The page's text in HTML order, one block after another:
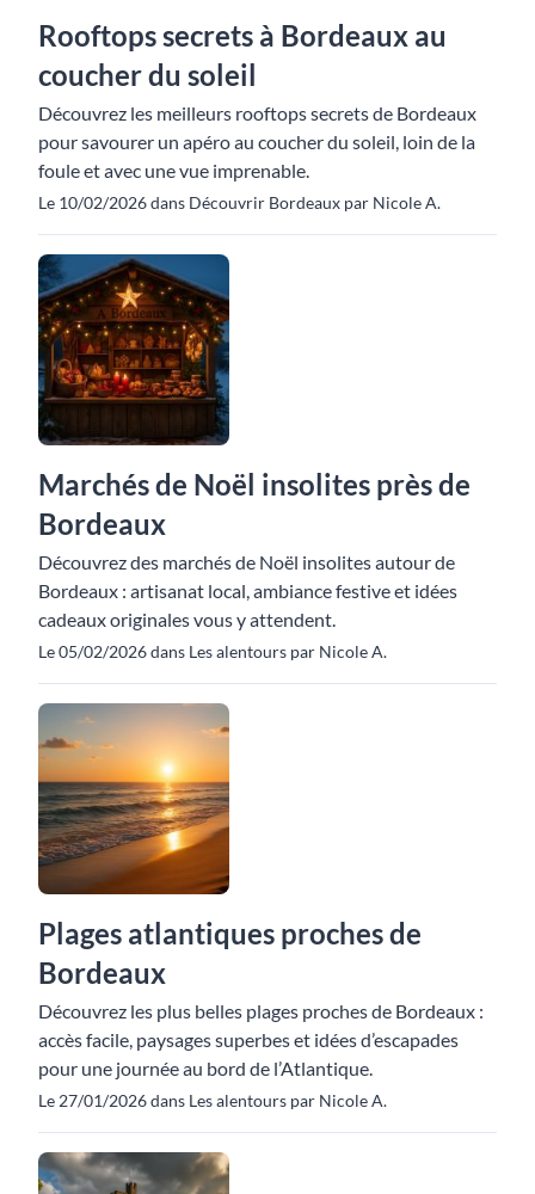
Rooftops secrets à Bordeaux au
coucher du soleil
Découvrez les meilleurs rooftops secrets de Bordeaux
pour savourer un apéro au coucher du soleil, loin de la
foule et avec une vue imprenable.
Le 10/02/2026 dans Découvrir Bordeaux par Nicole A.
Marchés de Noël insolites près de
Bordeaux
Découvrez des marchés de Noël insolites autour de
Bordeaux : artisanat local, ambiance festive et idées
cadeaux originales vous y attendent.
Le 05/02/2026 dans Les alentours par Nicole A.
Plages atlantiques proches de
Bordeaux
Découvrez les plus belles plages proches de Bordeaux :
accès facile, paysages superbes et idées d’escapades
pour une journée au bord de l’Atlantique.
Le 27/01/2026 dans Les alentours par Nicole A.